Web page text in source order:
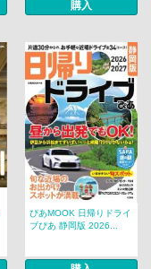
購入
ぴあMOOK 日帰りドライ
ブぴあ 静岡版 2026...